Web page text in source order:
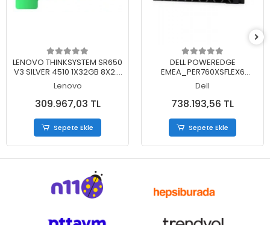
Sepete Ekle
LENOVO THINKSYSTEM SR650
V3 SILVER 4510 1X32GB 8X2.5
1X1100W 7D76A058EA 3 YIL
YERİNDE GARANTİ
Lenovo
309.967,03 TL
Sepete Ekle
Sepete Ekle
DELL POWEREDGE
EMEA_PER760XSFLEX6
XENON SILVER 2X4410Y
4X32GB 2X480GB SSD
16X2.5" 2X1100W 3 YIL YERİNDE
GARANTİ
Dell
738.193,56 TL
Sepete Ekle